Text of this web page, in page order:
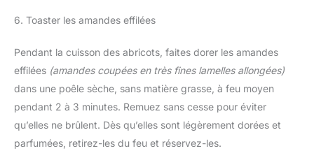
6. Toaster les amandes effilées
Pendant la cuisson des abricots, faites dorer les amandes
effilées (amandes coupées en très fines lamelles allongées)
dans une poêle sèche, sans matière grasse, à feu moyen
pendant 2 à 3 minutes. Remuez sans cesse pour éviter
qu’elles ne brûlent. Dès qu’elles sont légèrement dorées et
parfumées, retirez-les du feu et réservez-les.